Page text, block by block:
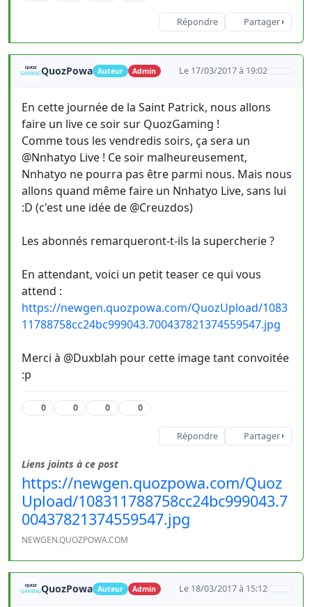
Répondre Partager
QuozPowa Auteur Admin Le 17/03/2017 à 19:02
En cette journée de la Saint Patrick, nous allons
faire un live ce soir sur QuozGaming !
Comme tous les vendredis soirs, ça sera un
@Nnhatyo Live ! Ce soir malheureusement,
Nnhatyo ne pourra pas être parmi nous. Mais nous
allons quand même faire un Nnhatyo Live, sans lui
:D (c'est une idée de @Creuzdos)
Les abonnés remarqueront-t-ils la supercherie ?
En attendant, voici un petit teaser ce qui vous
attend :
https://newgen.quozpowa.com/QuozUpload/1083
11788758cc24bc999043.700437821374559547.jpg
Merci à @Duxblah pour cette image tant convoitée
:p
0 0 0 0
Répondre Partager
Liens joints à ce post
https://newgen.quozpowa.com/Quoz
Upload/108311788758cc24bc999043.7
00437821374559547.jpg
NEWGEN.QUOZPOWA.COM
QuozPowa Auteur Admin Le 18/03/2017 à 15:12